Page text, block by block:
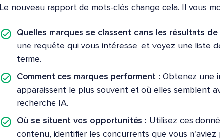
Le nouveau rapport de mots-clés change cela. Il vous
Quelles marques se classent dans les résultats de
une requête qui vous intéresse, et voyez une liste
terme.
Comment ces marques performent : Obtenez une
apparaissent le plus souvent et où elles semblent
recherche IA.
Où se situent vos opportunités : Utilisez ces
contenu, identifier les concurrents que vous